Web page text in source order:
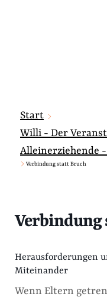
Start
Willi - Der
Alleinerziehende -
Verbindung statt Bruch
Verbindung
Herausforderungen
Miteinander
Wenn Eltern